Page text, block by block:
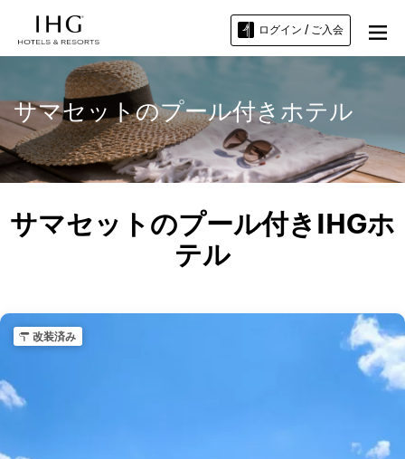
ログイン / ご入会
サマセットのプール付きホテル
サマセットのプール付きIHGホ
テル
改装済み